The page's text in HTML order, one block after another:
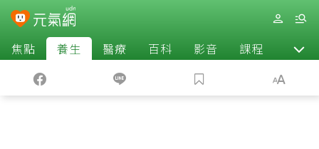
焦點 養生 醫療 百科 影音 課程 退休